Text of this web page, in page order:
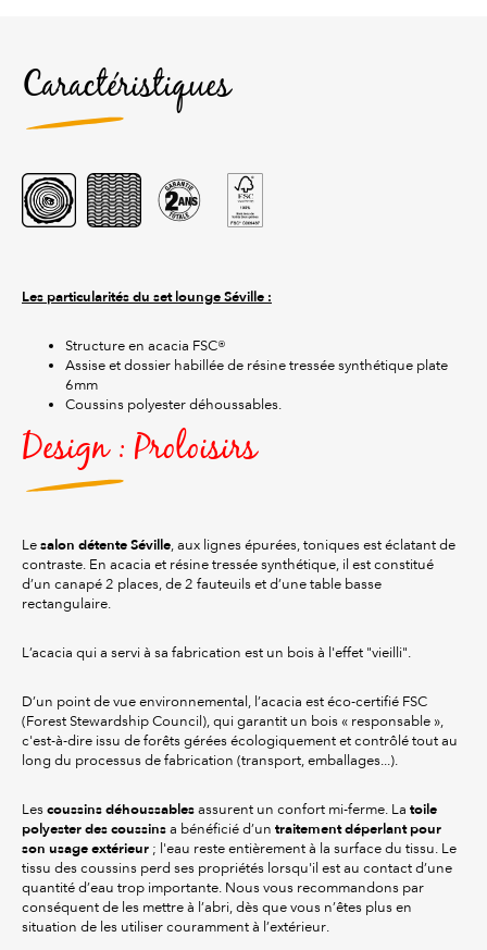
Caractéristiques
Les particularités du set lounge Séville :
Structure en acacia FSC®
Assise et dossier habillée de résine tressée synthétique plate
6mm
Coussins polyester déhoussables.
Design : Proloisirs
Le salon détente Séville, aux lignes épurées, toniques est éclatant de
contraste. En acacia et résine tressée synthétique, il est constitué
d’un canapé 2 places, de 2 fauteuils et d’une table basse
rectangulaire.
L’acacia qui a servi à sa fabrication est un bois à l'effet "vieilli".
D’un point de vue environnemental, l’acacia est éco-certifié FSC
(Forest Stewardship Council), qui garantit un bois « responsable »,
c'est-à-dire issu de forêts gérées écologiquement et contrôlé tout au
long du processus de fabrication (transport, emballages...).
Les coussins déhoussables assurent un confort mi-ferme. La toile
polyester des coussins a bénéficié d’un traitement déperlant pour
son usage extérieur ; l'eau reste entièrement à la surface du tissu. Le
tissu des coussins perd ses propriétés lorsqu'il est au contact d’une
quantité d’eau trop importante. Nous vous recommandons par
conséquent de les mettre à l’abri, dès que vous n’êtes plus en
situation de les utiliser couramment à l’extérieur.